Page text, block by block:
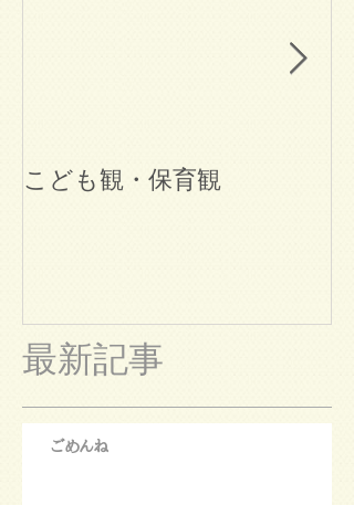
こども観・保育観
最新記事
ごめんね